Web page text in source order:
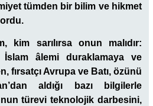
tümden bir bilim ve hikmet
kim sarılırsa onun malıdır:
âlemi duraklamaya ve
fırsatçı Avrupa ve Batı, özünü
aldığı bazı bilgilerle
türevi teknolojik darbesini,